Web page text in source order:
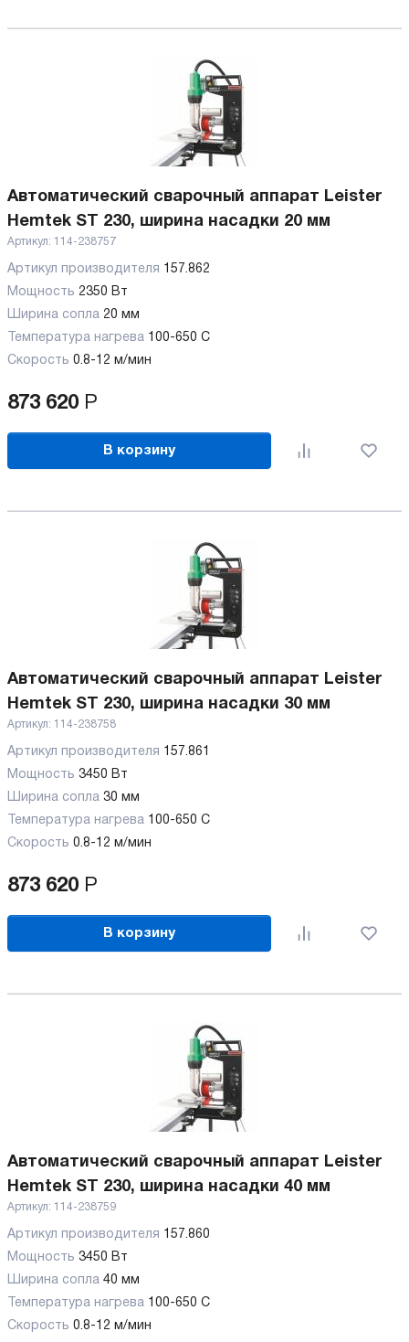
Автоматический сварочный аппарат Leister
Hemtek ST 230, ширина насадки 20 мм
Артикул: 114-238757
Артикул производителя 157.862
Мощность 2350 Вт
Ширина сопла 20 мм
Температура нагрева 100-650 C
Скорость 0.8-12 м/мин
873 620 Р
В корзину
Автоматический сварочный аппарат Leister
Hemtek ST 230, ширина насадки 30 мм
Артикул: 114-238758
Артикул производителя 157.861
Мощность 3450 Вт
Ширина сопла 30 мм
Температура нагрева 100-650 C
Скорость 0.8-12 м/мин
873 620 Р
В корзину
Автоматический сварочный аппарат Leister
Hemtek ST 230, ширина насадки 40 мм
Артикул: 114-238759
Артикул производителя 157.860
Мощность 3450 Вт
Ширина сопла 40 мм
Температура нагрева 100-650 C
Скорость 0.8-12 м/мин